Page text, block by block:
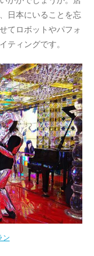
日本にいることを忘
てロボットやパフォ
ティングです。
ン